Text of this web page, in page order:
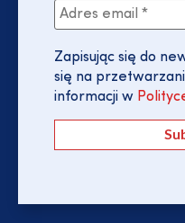
Zapisując się do
się na
informacji w